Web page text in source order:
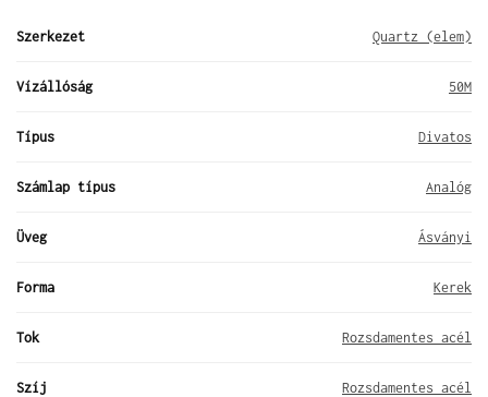
Szerkezet Quartz (elem)
Vízállóság 50M
Típus Divatos
Számlap típus Analóg
Üveg Ásványi
Forma Kerek
Tok Rozsdamentes acél
Szíj Rozsdamentes acél